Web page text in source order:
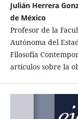
Julián Herrera
de México
Profesor de la
Autónoma del
Filosofía
artículos sobre la